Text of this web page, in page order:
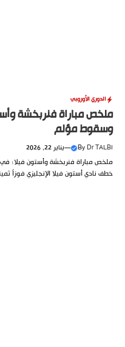
الدوري الأوروبي
وسقوط مؤلم
By Dr TALBI
—يناير 22, 2026
ملخص مباراة فنربخشة وأستون فيلا؛
خطف نادي أستون فيلا الإنجليزي فوزاً